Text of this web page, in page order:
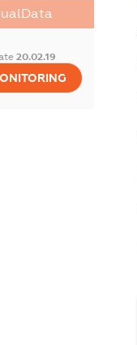
20.02.19